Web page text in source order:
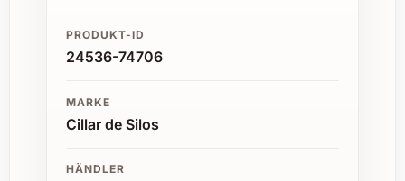
PRODUKT-ID
24536-74706
MARKE
Cillar de Silos
HÄNDLER